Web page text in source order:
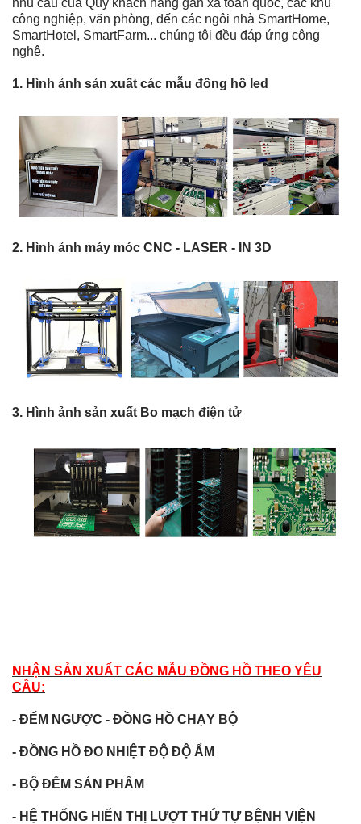
công nghiệp, văn phòng, đến các ngôi nhà SmartHome,
SmartHotel, SmartFarm... chúng tôi đều đáp ứng công
nghệ.
1. Hình ảnh sản xuất các mẫu đồng hồ led
2. Hình ảnh máy móc CNC - LASER - IN 3D
3. Hình ảnh sản xuất Bo mạch điện tử
NHẬN SẢN XUẤT CÁC MẪU ĐỒNG HỒ THEO YÊU
CẦU:
- ĐẾM NGƯỢC - ĐỒNG HỒ CHẠY BỘ
- ĐỒNG HỒ ĐO NHIỆT ĐỘ ĐỘ ẨM
- BỘ ĐẾM SẢN PHẨM
- HỆ THỐNG HIỂN THỊ LƯỢT THỨ TỰ BỆNH VIỆN